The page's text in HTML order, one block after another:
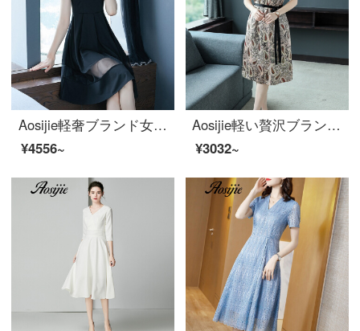
Aosijie軽奢ブランド女装ハーバーン風半袖小黒スカート2020夏新作気質ワンピースウエスト网纱接写显痩せスカート公式ドレススカート黒【前売り7日間】M
¥4556~
Aosijie軽い贅沢ブランドの婦人服プリント半袖ワンピース女性2020夏新作はウエストが細く見える子供ネックの弾力性のあるサテンファッション復古中のロングスカートの女性アンズ色Mです。
¥3032~